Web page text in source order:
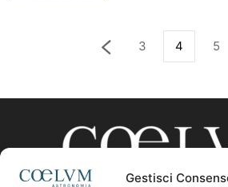
Gestisci
3 4 5